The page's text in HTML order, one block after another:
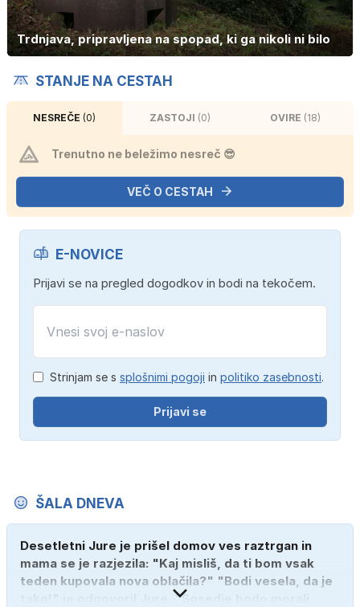
Trdnjava, pripravljena na spopad, ki ga nikoli ni bilo
STANJE NA CESTAH
NESREČE (0) ZASTOJI (0) OVIRE (18)
Trenutno ne beležimo nesreč 😎
VEČ O CESTAH
E-NOVICE
Prijavi se na pregled dogodkov in bodi na tekočem.
Strinjam se s splošnimi pogoji in politiko zasebnosti.
Prijavi se
ŠALA DNEVA
Desetletni Jure je prišel domov ves raztrgan in
mama se je razjezila: "Kaj misliš, da ti bom vsak
teden kupovala nova oblačila?" "Bodi vesela, da je
tako!" je odgovoril Jure. "Sosedje bodo morali